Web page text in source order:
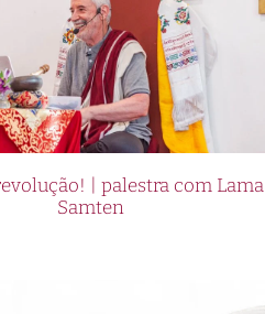
| palestra com Lama
Samten